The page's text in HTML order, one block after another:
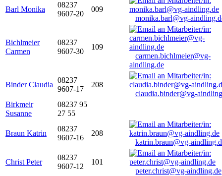
Barl Monika
08237
9607-20
009
monika.barl@vg-
Bichlmeier
Carmen
08237
9607-30
109
carmen.bichlmeier@vg-
aindling.de
Binder Claudia
08237
9607-17
208
claudia.binder@vg-
Birkmeir
Susanne
08237 95
27 55
Braun Katrin
08237
9607-16
208
katrin.braun@vg-
Christ Peter
08237
9607-12
101
peter.christ@vg-aindling.de